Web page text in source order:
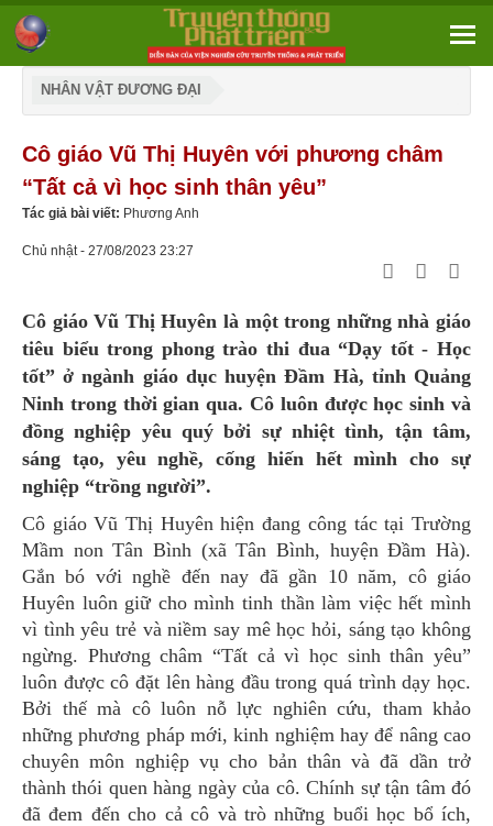
NHÂN VẬT ĐƯƠNG ĐẠI
Cô giáo Vũ Thị Huyên với phương châm
“Tất cả vì học sinh thân yêu”
Tác giả bài viết: Phương Anh
Chủ nhật - 27/08/2023 23:27
Cô giáo Vũ Thị Huyên là một trong những nhà giáo
tiêu biểu trong phong trào thi đua “Dạy tốt - Học
tốt” ở ngành giáo dục huyện Đầm Hà, tỉnh Quảng
Ninh trong thời gian qua. Cô luôn được học sinh và
đồng nghiệp yêu quý bởi sự nhiệt tình, tận tâm,
sáng tạo, yêu nghề, cống hiến hết mình cho sự
nghiệp “trồng người”.
Cô giáo Vũ Thị Huyên hiện đang công tác tại Trường
Mầm non Tân Bình (xã Tân Bình, huyện Đầm Hà).
Gắn bó với nghề đến nay đã gần 10 năm, cô giáo
Huyên luôn giữ cho mình tinh thần làm việc hết mình
vì tình yêu trẻ và niềm say mê học hỏi, sáng tạo không
ngừng. Phương châm “Tất cả vì học sinh thân yêu”
luôn được cô đặt lên hàng đầu trong quá trình dạy học.
Bởi thế mà cô luôn nỗ lực nghiên cứu, tham khảo
những phương pháp mới, kinh nghiệm hay để nâng cao
chuyên môn nghiệp vụ cho bản thân và đã dần trở
thành thói quen hàng ngày của cô. Chính sự tận tâm đó
đã đem đến cho cả cô và trò những buổi học bổ ích,